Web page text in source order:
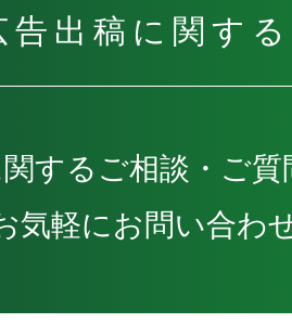
告出稿に関す
するご相談・ご
気軽にお問い合わ